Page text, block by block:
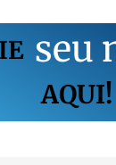
seu
AQUI!